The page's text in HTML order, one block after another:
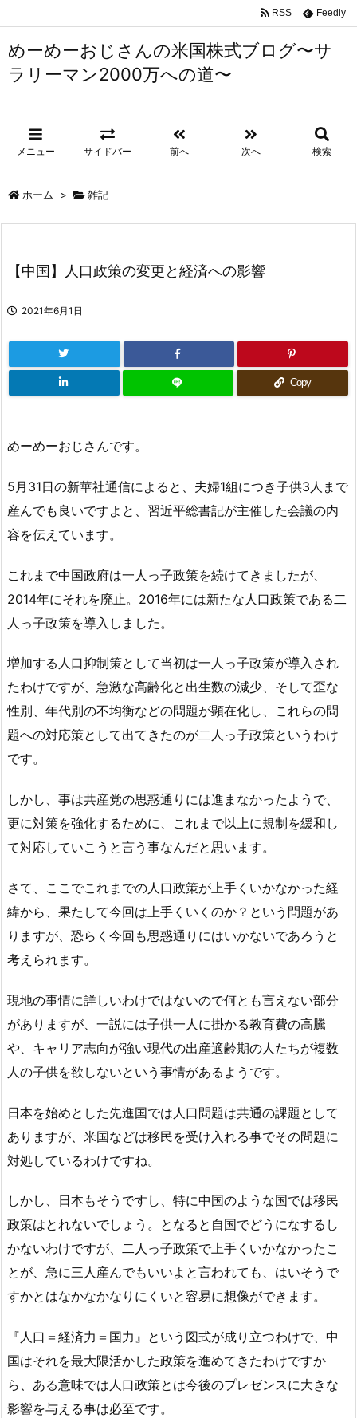
めーめーおじさんの米国株式ブログ〜サ
ラリーマン2000万への道〜
メニュー サイドバー 前へ 次へ 検索
RSS Feedly
ホーム > 雑記
【中国】人口政策の変更と経済への影響
2021年6月1日
Copy
めーめーおじさんです。
5月31日の新華社通信によると、夫婦1組につき子供3人まで
産んでも良いですよと、習近平総書記が主催した会議の内
容を伝えています。
これまで中国政府は一人っ子政策を続けてきましたが、
2014年にそれを廃止。2016年には新たな人口政策である二
人っ子政策を導入しました。
増加する人口抑制策として当初は一人っ子政策が導入され
たわけですが、急激な高齢化と出生数の減少、そして歪な
性別、年代別の不均衡などの問題が顕在化し、これらの問
題への対応策として出てきたのが二人っ子政策というわけ
です。
しかし、事は共産党の思惑通りには進まなかったようで、
更に対策を強化するために、これまで以上に規制を緩和し
て対応していこうと言う事なんだと思います。
さて、ここでこれまでの人口政策が上手くいかなかった経
緯から、果たして今回は上手くいくのか？という問題があ
りますが、恐らく今回も思惑通りにはいかないであろうと
考えられます。
現地の事情に詳しいわけではないので何とも言えない部分
がありますが、一説には子供一人に掛かる教育費の高騰
や、キャリア志向が強い現代の出産適齢期の人たちが複数
人の子供を欲しないという事情があるようです。
日本を始めとした先進国では人口問題は共通の課題として
ありますが、米国などは移民を受け入れる事でその問題に
対処しているわけですね。
しかし、日本もそうですし、特に中国のような国では移民
政策はとれないでしょう。となると自国でどうになするし
かないわけですが、二人っ子政策で上手くいかなかったこ
とが、急に三人産んでもいいよと言われても、はいそうで
すかとはなかなかなりにくいと容易に想像ができます。
『人口＝経済力＝国力』という図式が成り立つわけで、中
国はそれを最大限活かした政策を進めてきたわけですか
ら、ある意味では人口政策とは今後のプレゼンスに大きな
影響を与える事は必至です。